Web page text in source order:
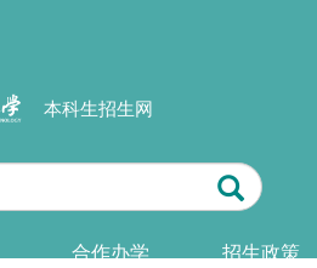
本科生招生网
合作办学 招生政策